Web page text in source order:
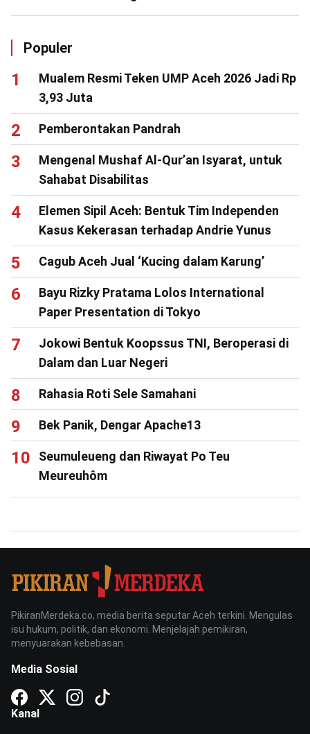
Populer
Mualem Resmi Teken UMP Aceh 2026 Jadi Rp
3,93 Juta
Pemberontakan Pandrah
Mengenal Mushaf Al-Qur’an Isyarat, untuk
Sahabat Disabilitas
Elemen Sipil Aceh: Bentuk Tim Independen
Kasus Kekerasan terhadap Andrie Yunus
Cagub Aceh Jual ‘Kucing dalam Karung’
Bayu Rizky Pratama Lolos International
Paper Presentation di Tokyo
Jokowi Bentuk Koopssus TNI, Beroperasi di
Dalam dan Luar Negeri
Rahasia Roti Sele Samahani
Bek Panik, Dengar Apache13
Seumuleueng dan Riwayat Po Teu
Meureuhôm
PikiranMerdeka.co, media berita seputar Aceh terkini. Mengulas
isu hukum, politik, dan ekonomi. Menjelajah pemikiran,
menyuarakan kebebasan.
Media Sosial
Kanal